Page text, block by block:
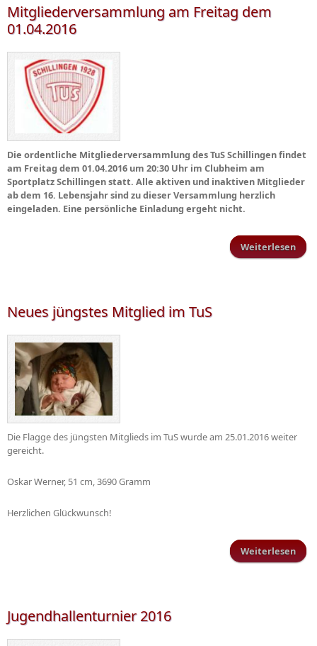
Mitgliederversammlung am Freitag dem
01.04.2016
Die ordentliche Mitgliederversammlung des TuS Schillingen findet
am Freitag dem 01.04.2016 um 20:30 Uhr im Clubheim am
Sportplatz Schillingen statt. Alle aktiven und inaktiven Mitglieder
ab dem 16. Lebensjahr sind zu dieser Versammlung herzlich
eingeladen. Eine persönliche Einladung ergeht nicht.
Weiterlesen
Neues jüngstes Mitglied im TuS
Die Flagge des jüngsten Mitglieds im TuS wurde am 25.01.2016 weiter
gereicht.
Oskar Werner, 51 cm, 3690 Gramm
Herzlichen Glückwunsch!
Weiterlesen
Jugendhallenturnier 2016